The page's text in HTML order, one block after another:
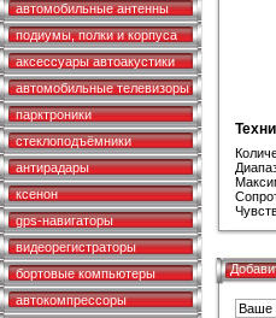
автомобильные антенны
подиумы, полки и корпуса
аксессуары автоакустики
автомобильные телевизоры
парктроники
стеклоподъёмники
антирадары
ксенон
gps-навигаторы
видеорегистраторы
бортовые компьютеры
автокомпрессоры